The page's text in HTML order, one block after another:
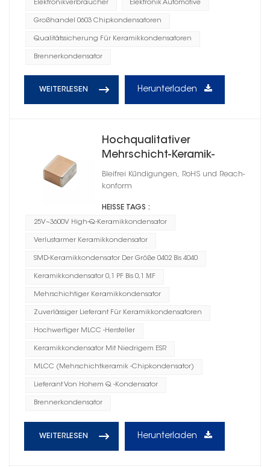
Elektronikverbraucher Elektronik Automotive
Großhandel 0603 Chipkondensatoren
Qualitätssicherung Für Keramikkondensatoren
Brennerkondensator
WEITERLESEN Herunterladen
Hochqualitativer
Mehrschicht-Keramik-
Chipkondensator 0805
Bleifrei Kündigungen, RoHS und Reach-
konform
HEISSE TAGS :
25V~3600V High-Q-Keramikkondensator
Verlustarmer Keramikkondensator
SMD-Keramikkondensator Der Größe 0402 Bis 4040
Keramikkondensator 0,1 PF Bis 0,1 ΜF
Mehrschichtiger Keramikkondensator
Zuverlässiger Lieferant Für Keramikkondensatoren
Hochwertiger MLCC -Hersteller
Keramikkondensator Mit Niedrigem ESR
MLCC (Mehrschichtkeramik -Chipkondensator)
Lieferant Von Hohem Q -Kondensator
Brennerkondensator
WEITERLESEN Herunterladen